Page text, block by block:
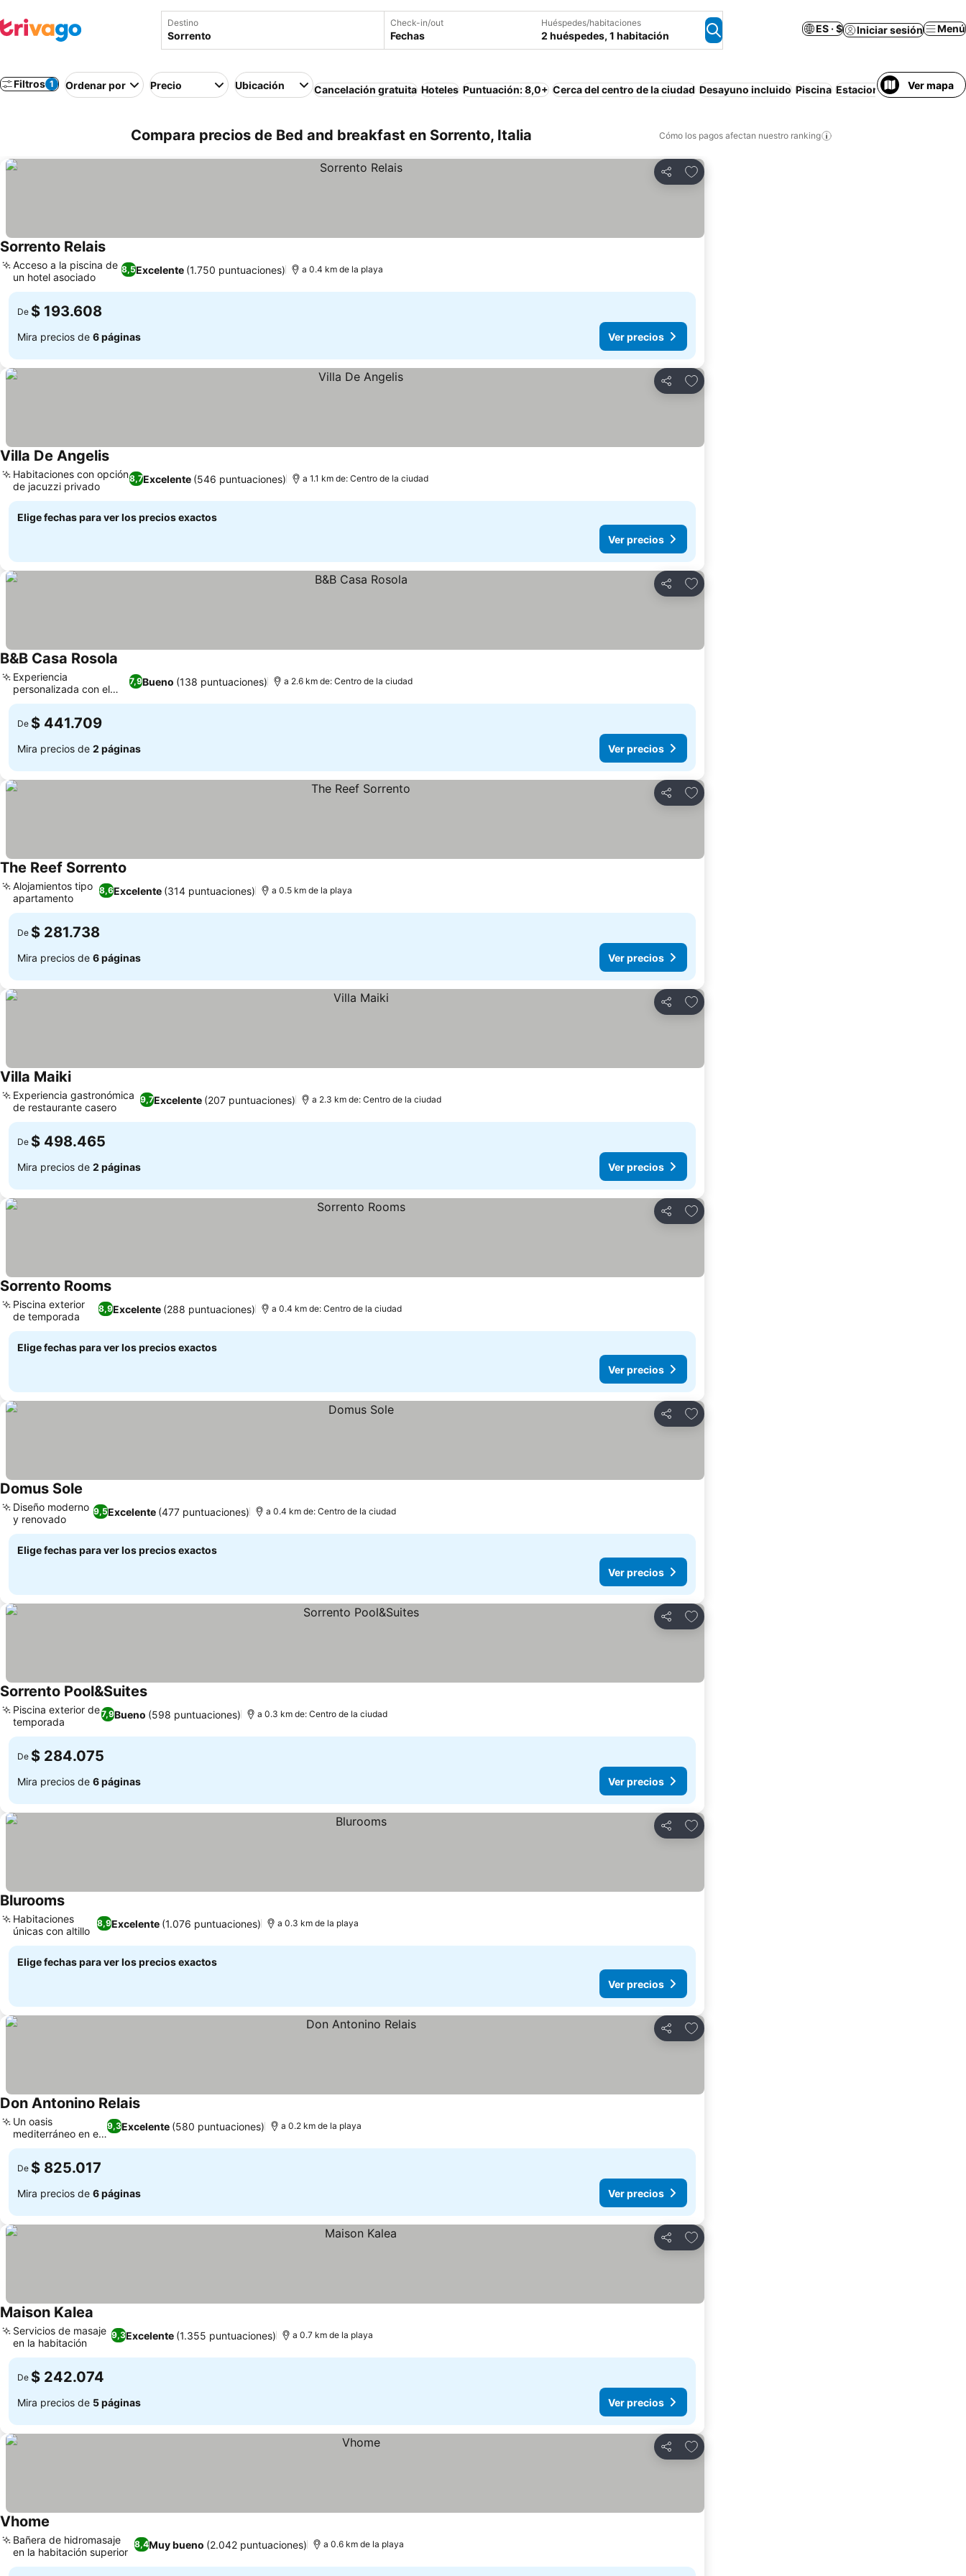
Destino Check-in/out
Fechas
Huéspedes/habitaciones
2 huéspedes, 1 habitación
ES · $ Iniciar sesión Menú
Filtros 1 Ordenar por Precio Ubicación Cancelación gratuita Hoteles Puntuación: 8,0+ Cerca del centro de la ciudad Desayuno incluido Piscina Estacionamiento Aire
Ver mapa
Compara precios de Bed and breakfast en Sorrento, Italia Cómo los pagos afectan nuestro ranking
Compartir
Agregar a favoritos
Sorrento Relais
8,5Excelente (1.750 puntuaciones)
Acceso a la piscina de
un hotel asociado
a 0.4 km de la playa
De $ 193.608
Mira precios de 6 páginas Ver precios
Compartir
Agregar a favoritos
Villa De Angelis
8,7Excelente (546 puntuaciones)
Habitaciones con opción
de jacuzzi privado
a 1.1 km de: Centro de la ciudad
Elige fechas para ver los precios exactos
Ver precios
Compartir
Agregar a favoritos
B&B Casa Rosola
7,9Bueno (138 puntuaciones)
Experiencia
personalizada con el
anfitrión
a 2.6 km de: Centro de la ciudad
De $ 441.709
Mira precios de 2 páginas Ver precios
Compartir
Agregar a favoritos
The Reef Sorrento
8,6Excelente (314 puntuaciones)
Alojamientos tipo
apartamento
a 0.5 km de la playa
De $ 281.738
Mira precios de 6 páginas Ver precios
Compartir
Agregar a favoritos
Villa Maiki
9,7Excelente (207 puntuaciones)
Experiencia gastronómica
de restaurante casero
a 2.3 km de: Centro de la ciudad
De $ 498.465
Mira precios de 2 páginas Ver precios
Compartir
Agregar a favoritos
Sorrento Rooms
8,9Excelente (288 puntuaciones)
Piscina exterior
de temporada
a 0.4 km de: Centro de la ciudad
Elige fechas para ver los precios exactos
Ver precios
Compartir
Agregar a favoritos
Domus Sole
9,5Excelente (477 puntuaciones)
Diseño moderno
y renovado
a 0.4 km de: Centro de la ciudad
Elige fechas para ver los precios exactos
Ver precios
Compartir
Agregar a favoritos
Sorrento Pool&Suites
7,9Bueno (598 puntuaciones)
Piscina exterior de
temporada
a 0.3 km de: Centro de la ciudad
De $ 284.075
Mira precios de 6 páginas Ver precios
Compartir
Agregar a favoritos
Blurooms
8,9Excelente (1.076 puntuaciones)
Habitaciones
únicas con altillo
a 0.3 km de la playa
Elige fechas para ver los precios exactos
Ver precios
Compartir
Agregar a favoritos
Don Antonino Relais
9,3Excelente (580 puntuaciones)
Un oasis
mediterráneo en el
jardín
a 0.2 km de la playa
De $ 825.017
Mira precios de 6 páginas Ver precios
Compartir
Agregar a favoritos
Maison Kalea
9,3Excelente (1.355 puntuaciones)
Servicios de masaje
en la habitación
a 0.7 km de la playa
De $ 242.074
Mira precios de 5 páginas Ver precios
Compartir
Agregar a favoritos
Vhome
8,4Muy bueno (2.042 puntuaciones)
Bañera de hidromasaje
en la habitación superior
a 0.6 km de la playa